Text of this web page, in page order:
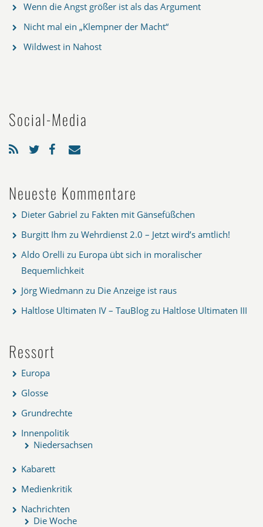
Wenn die Angst größer ist als das Argument
Nicht mal ein „Klempner der Macht“
Wildwest in Nahost
Social-Media
Neueste Kommentare
Dieter Gabriel zu Fakten mit Gänsefüßchen
Burgitt Ihm zu Wehrdienst 2.0 – Jetzt wird’s amtlich!
Aldo Orelli zu Europa übt sich in moralischer
Bequemlichkeit
Jörg Wiedmann zu Die Anzeige ist raus
Haltlose Ultimaten IV – TauBlog zu Haltlose Ultimaten III
Ressort
Europa
Glosse
Grundrechte
Innenpolitik
Niedersachsen
Kabarett
Medienkritik
Nachrichten
Die Woche